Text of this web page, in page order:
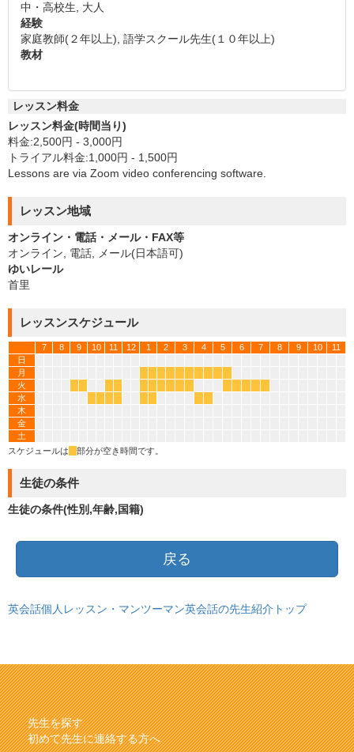
中・高校生, 大人
経験
家庭教師(２年以上), 語学スクール先生(１０年以上)
教材
レッスン料金
レッスン料金(時間当り)
料金:2,500円 - 3,000円
トライアル料金:1,000円 - 1,500円
Lessons are via Zoom video conferencing software.
レッスン地域
オンライン・電話・メール・FAX等
オンライン, 電話, メール(日本語可)
ゆいレール
首里
レッスンスケジュール
7 8 9 10 11 12 1 2 3 4 5 6 7 8 9 10
11
日
月
火
水
木
金
土
スケジュールは
部分が空き時間です。
生徒の条件
生徒の条件(性別,年齢,国籍)
戻る
英会話個人レッスン・マンツーマン英会話の先生紹介トップ
先生を探す
初めて先生に連絡する方へ